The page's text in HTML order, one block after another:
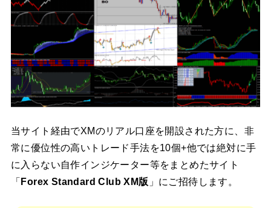
当サイト経由でXMのリアル口座を開設された方に、非
常に優位性の高いトレード手法を10個+他では絶対に手
に入らない自作インジケーター等をまとめたサイト
「 Forex Standard Club XM版 」にご招待します。